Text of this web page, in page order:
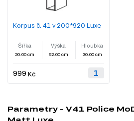
Korpus č. 41 v 200*920 Luxe
Šířka
20.00 cm
Výška
92.00 cm
Hloubka
30.00 cm
999 Kč
Parametry - V41 Police